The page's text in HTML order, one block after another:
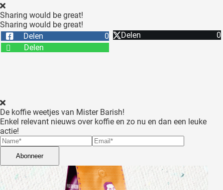
Sharing would be great!
Sharing would be great!
Delen
0 Delen
0
Delen
De koffie weetjes van Mister Barish!
Enkel relevant nieuws over koffie en zo nu en dan een leuke
actie!
Abonneer
en
kan de
niet